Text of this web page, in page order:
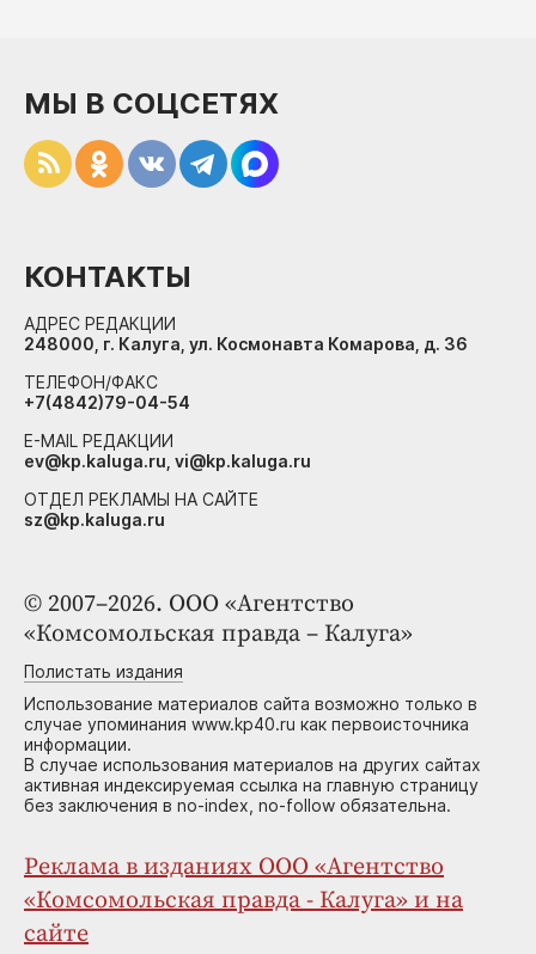
© 2007–2026. ООО «Агентство
«Комсомольская правда – Калуга»
Полистать издания
Использование материалов сайта возможно только в
случае упоминания www.kp40.ru как первоисточника
информации.
В случае использования материалов на других сайтах
активная индексируемая ссылка на главную страницу
без заключения в no-index, no-follow обязательна.
Реклама в изданиях ООО «Агентство
«Комсомольская правда - Калуга» и на
сайте
МЫ В СОЦСЕТЯХ
КОНТАКТЫ
АДРЕС РЕДАКЦИИ
248000, г. Калуга, ул. Космонавта Комарова, д. 36
ТЕЛЕФОН/ФАКС
+7(4842)79-04-54
E-MAIL РЕДАКЦИИ
ev@kp.kaluga.ru, vi@kp.kaluga.ru
ОТДЕЛ РЕКЛАМЫ НА САЙТЕ
sz@kp.kaluga.ru